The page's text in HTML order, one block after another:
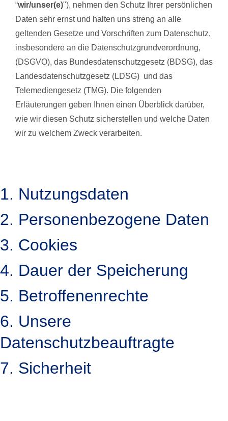
“wir/unser(e)"), nehmen den Schutz Ihrer persönlichen
Daten sehr ernst und halten uns streng an alle
geltenden Gesetze und Vorschriften zum Datenschutz,
insbesondere an die Datenschutzgrundverordnung,
(DSGVO), das Bundesdatenschutzgesetz (BDSG), das
Landesdatenschutzgesetz (LDSG) und das
Telemediengesetz (TMG). Die folgenden
Erläuterungen geben Ihnen einen Überblick darüber,
wie wir diesen Schutz sicherstellen und welche Daten
wir zu welchem Zweck verarbeiten.
1. Nutzungsdaten
2. Personenbezogene Daten
3. Cookies
4. Dauer der Speicherung
5. Betroffenenrechte
6. Unsere
Datenschutzbeauftragte
7. Sicherheit